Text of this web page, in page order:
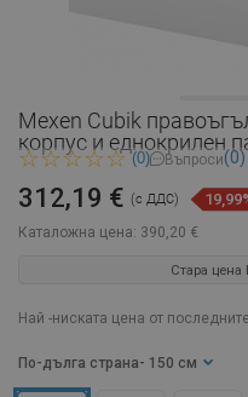
Mexen Cubik
корпус и еднокрилен
(0) Въпроси(0)
Каталожна цена: 390,20 €
312,19 € (с ДДС)
Стара цена
Най -ниската цена от
По-дълга страна - 150 см